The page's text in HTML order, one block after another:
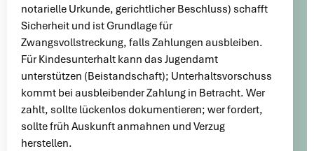
notarielle Urkunde, gerichtlicher Beschluss) schafft
Sicherheit und ist Grundlage für
Zwangsvollstreckung, falls Zahlungen ausbleiben.
Für Kindesunterhalt kann das Jugendamt
unterstützen (Beistandschaft); Unterhaltsvorschuss
kommt bei ausbleibender Zahlung in Betracht. Wer
zahlt, sollte lückenlos dokumentieren; wer fordert,
sollte früh Auskunft anmahnen und Verzug
herstellen.